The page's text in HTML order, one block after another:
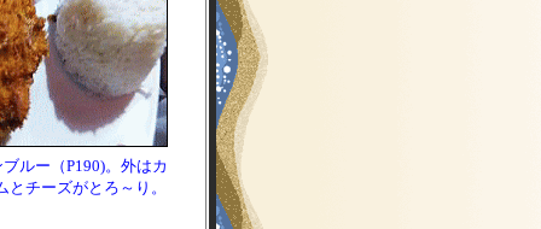
ルー（P190)。外はカ
とチーズがとろ～り。